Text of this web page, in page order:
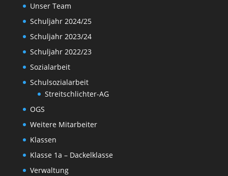
Unser Team
Schuljahr 2024/25
Schuljahr 2023/24
Schuljahr 2022/23
Sozialarbeit
Schulsozialarbeit
Streitschlichter-AG
OGS
Weitere Mitarbeiter
Klassen
Klasse 1a – Dackelklasse
Verwaltung